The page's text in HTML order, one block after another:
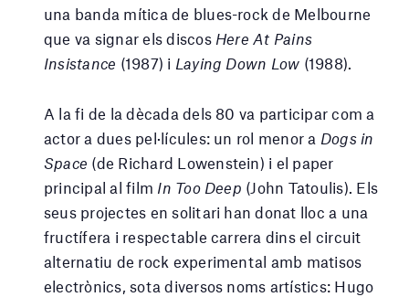
una banda mítica de blues-rock de Melbourne
que va signar els discos Here At Pains
Insistance (1987) i Laying Down Low (1988).
A la fi de la dècada dels 80 va participar com a
actor a dues pel·lícules: un rol menor a Dogs in
Space (de Richard Lowenstein) i el paper
principal al film In Too Deep (John Tatoulis). Els
seus projectes en solitari han donat lloc a una
fructífera i respectable carrera dins el circuit
alternatiu de rock experimental amb matisos
electrònics, sota diversos noms artístics: Hugo